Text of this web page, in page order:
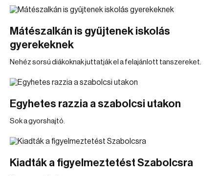
Mátészalkán is gyűjtenek iskolás
gyerekeknek
Nehéz sorsú diákoknak juttatják el a felajánlott tanszereket.
Egyhetes razzia a szabolcsi utakon
Sok a gyorshajtó.
Kiadták a figyelmeztetést Szabolcsra